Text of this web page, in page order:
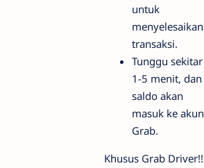
untuk
menyelesaikan
transaksi.
Tunggu sekitar
1-5 menit, dan
saldo akan
masuk ke akun
Grab.
Khusus Grab Driver!!